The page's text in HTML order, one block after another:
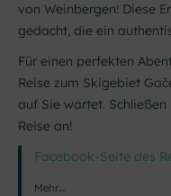
von Weinbergen! Diese
gedacht, die ein
Für einen perfekten
Reise zum Skigebiet
auf Sie wartet. Schließen
Reise an!
Facebook-Seite des
Mehr…